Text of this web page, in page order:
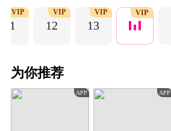
11
VIP
12
VIP
13
VIP VIP
为你推荐
APP APP